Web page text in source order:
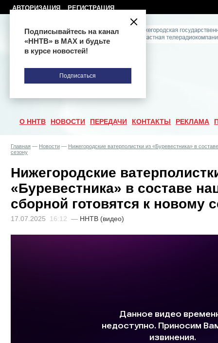
АВТОРИЗАЦИЯ РЕГИСТРАЦИЯ
О ННТВ НОВОСТИ ПЕРЕДАЧИ КОНТАКТЫ РЕКЛАМА
Главная — Новости — Нижегородские ватерполистки из «Буревестника» в
сезону
Нижегородские
«Буревестника» в составе
сборной готовятся к новому
17.07.2025 16:12 — ННТВ (видео)
Подписывайтесь на канал
«ННТВ» в МАХ и будьте
в курсе новостей!
Подписаться